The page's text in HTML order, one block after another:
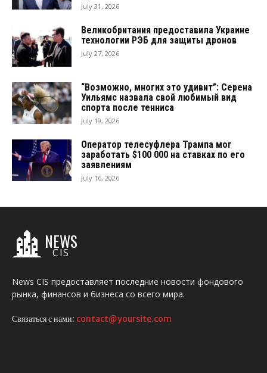
July 31, 2026
Великобритания предоставила Украине
технологии РЭБ для защиты дронов
July 27, 2026
“Возможно, многих это удивит”: Серена
Уильямс назвала свой любимый вид
спорта после тенниса
July 19, 2026
Оператор телесуфлера Трампа мог
заработать $100 000 на ставках по его
заявлениям
July 16, 2026
NEWS
CIS
News CIS предоставляет последние новости фондового
рынка, финансов и бизнеса со всего мира.
Связаться с нами: contact@yoursite.com